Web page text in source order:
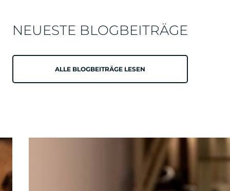
NEUESTE BLOGBEITRÄGE
ALLE BLOGBEITRÄGE LESEN